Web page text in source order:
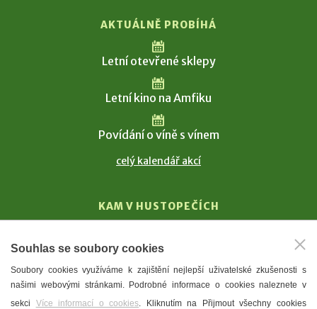
AKTUÁLNĚ PROBÍHÁ
Letní otevřené sklepy
Letní kino na Amfiku
Povídání o víně s vínem
celý kalendář akcí
KAM V HUSTOPEČÍCH
T. G. Masaryk
Mandloně
Ubytování
Souhlas se soubory cookies
Soubory cookies využíváme k zajištění nejlepší uživatelské zkušenosti s
našimi webovými stránkami. Podrobné informace o cookies naleznete v
sekci Více informací o cookies. Kliknutím na Přijmout všechny cookies